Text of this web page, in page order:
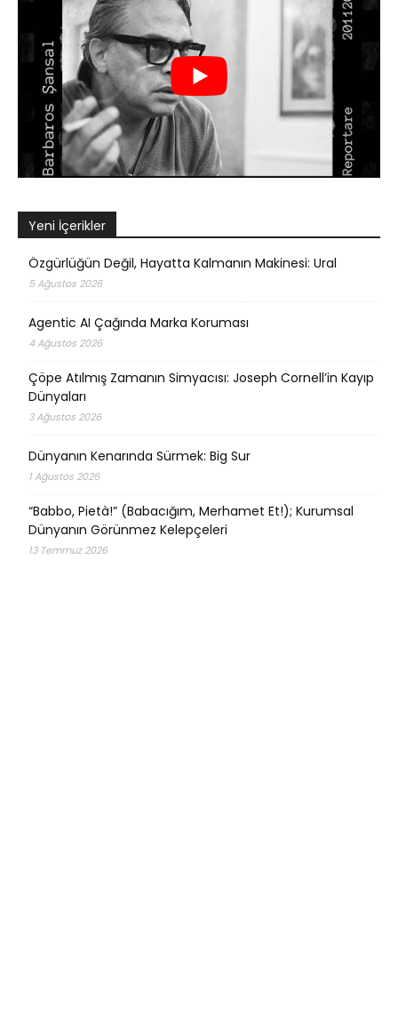
Yeni İçerikler
Özgürlüğün Değil, Hayatta Kalmanın Makinesi: Ural
5 Ağustos 2026
Agentic AI Çağında Marka Koruması
4 Ağustos 2026
Çöpe Atılmış Zamanın Simyacısı: Joseph Cornell’in Kayıp
Dünyaları
3 Ağustos 2026
Dünyanın Kenarında Sürmek: Big Sur
1 Ağustos 2026
“Babbo, Pietà!” (Babacığım, Merhamet Et!); Kurumsal
Dünyanın Görünmez Kelepçeleri
13 Temmuz 2026